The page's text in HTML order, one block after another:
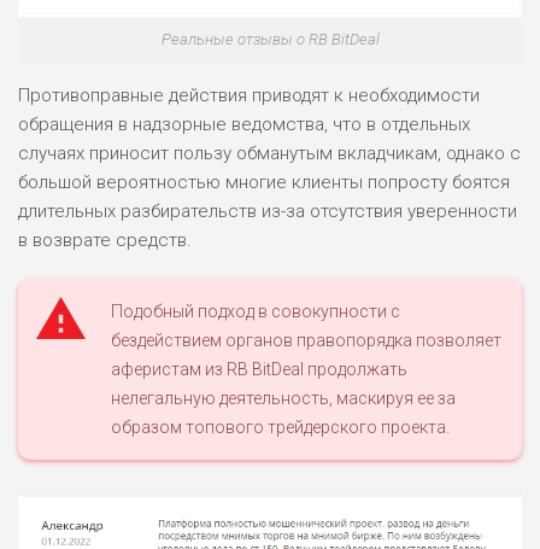
Реальные отзывы о RB BitDeal
Противоправные действия приводят к необходимости
обращения в надзорные ведомства, что в отдельных
случаях приносит пользу обманутым вкладчикам, однако с
большой вероятностью многие клиенты попросту боятся
длительных разбирательств из-за отсутствия уверенности
в возврате средств.
Подобный подход в совокупности с
бездействием органов правопорядка позволяет
аферистам из RB BitDeal продолжать
нелегальную деятельность, маскируя ее за
образом топового трейдерского проекта.